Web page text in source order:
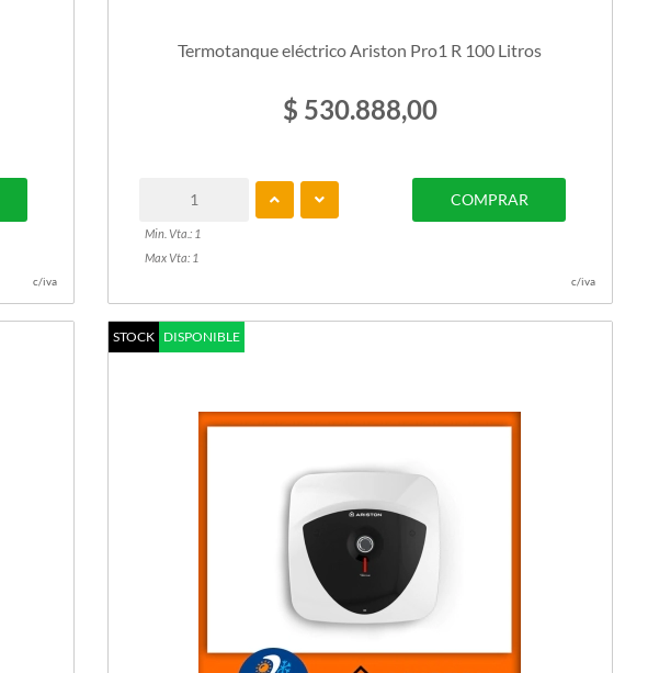
c/iva
Termotanque eléctrico Ariston Pro1 R 100 Litros
$ 530.888,00
Min. Vta.: 1
Max Vta: 1
COMPRAR
c/iva
STOCK DISPONIBLE